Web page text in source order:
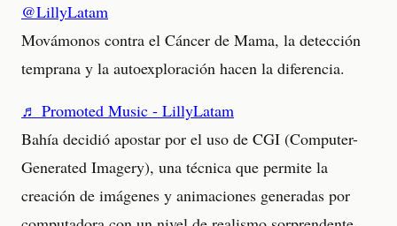
@LillyLatam
Movámonos contra el Cáncer de Mama, la detección
temprana y la autoexploración hacen la diferencia.
♬ Promoted Music - LillyLatam
Bahía decidió apostar por el uso de CGI (Computer-
Generated Imagery), una técnica que permite la
creación de imágenes y animaciones generadas por